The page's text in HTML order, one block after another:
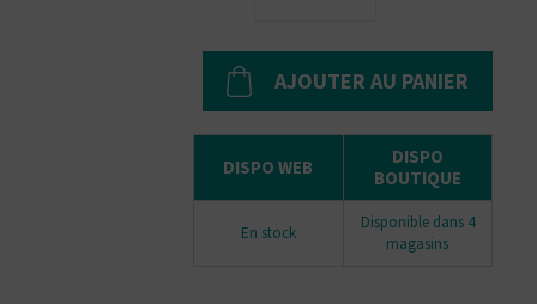
AJOUTER AU PANIER
DISPO WEB
DISPO
BOUTIQUE
En stock
Disponible dans 4
magasins